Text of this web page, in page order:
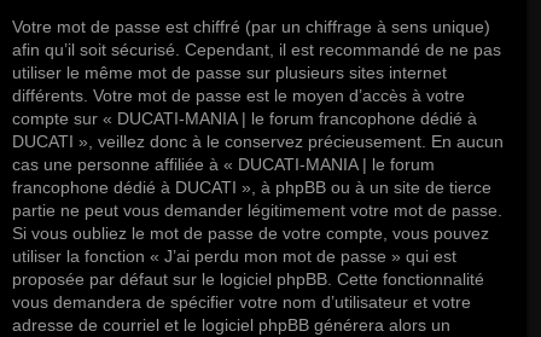
Votre mot de passe est chiffré (par un chiffrage à sens unique)
afin qu’il soit sécurisé. Cependant, il est recommandé de ne pas
utiliser le même mot de passe sur plusieurs sites internet
différents. Votre mot de passe est le moyen d’accès à votre
compte sur « DUCATI-MANIA | le forum francophone dédié à
DUCATI », veillez donc à le conservez précieusement. En aucun
cas une personne affiliée à « DUCATI-MANIA | le forum
francophone dédié à DUCATI », à phpBB ou à un site de tierce
partie ne peut vous demander légitimement votre mot de passe.
Si vous oubliez le mot de passe de votre compte, vous pouvez
utiliser la fonction « J’ai perdu mon mot de passe » qui est
proposée par défaut sur le logiciel phpBB. Cette fonctionnalité
vous demandera de spécifier votre nom d’utilisateur et votre
adresse de courriel et le logiciel phpBB générera alors un